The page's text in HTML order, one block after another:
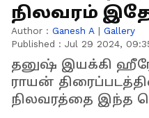
நிலவரம்
Author : Ganesh A | Gallery
Published : Jul 29 2024,
தனுஷ் இயக்கி
ராயன்
நிலவரத்தை இந்த